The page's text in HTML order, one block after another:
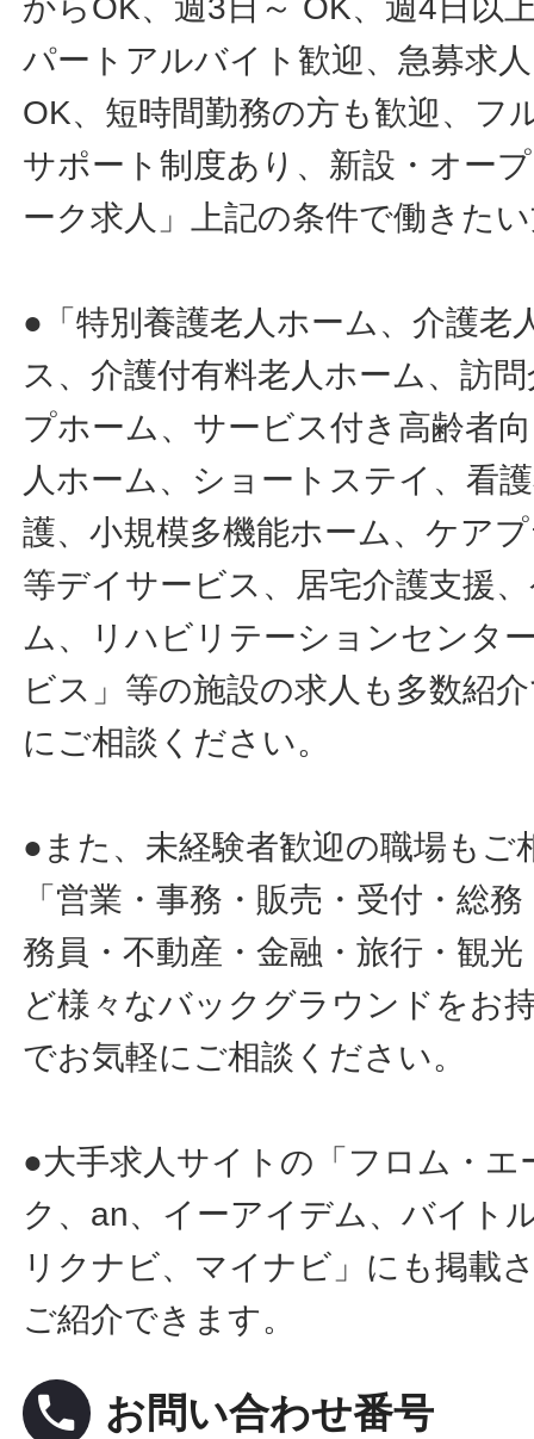
からOK、週3日～ OK、週4日以
パートアルバイト歓迎、急募求
OK、短時間勤務の方も歓迎、フ
サポート制度あり、新設・オー
ーク求人」上記の条件で働きた
●「特別養護老人ホーム、介護老
ス、介護付有料老人ホーム、訪
プホーム、サービス付き高齢者
人ホーム、ショートステイ、看
護、小規模多機能ホーム、ケア
等デイサービス、居宅介護支援
ム、リハビリテーションセンタ
ビス」等の施設の求人も多数紹
にご相談ください。
●また、未経験者歓迎の職場もご
「営業・事務・販売・受付・総
務員・不動産・金融・旅行・観
ど様々なバックグラウンドをお
でお気軽にご相談ください。
●大手求人サイトの「フロム・
ク、an、イーアイデム、バイト
リクナビ、マイナビ」にも掲載
ご紹介できます。
local_phone お問い合わせ番号